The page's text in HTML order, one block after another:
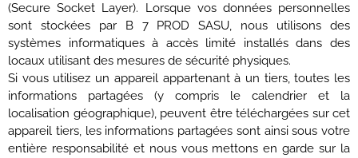
(Secure Socket Layer). Lorsque vos données personnelles
sont stockées par B 7 PROD SASU, nous utilisons des
systèmes informatiques à accès limité installés dans des
locaux utilisant des mesures de sécurité physiques.
Si vous utilisez un appareil appartenant à un tiers, toutes les
informations partagées (y compris le calendrier et la
localisation géographique), peuvent être téléchargées sur cet
appareil tiers, les informations partagées sont ainsi sous votre
entière responsabilité et nous vous mettons en garde sur la